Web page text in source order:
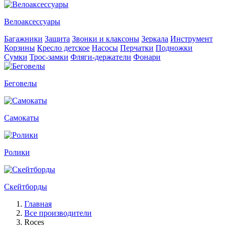
Велоаксессуары
Багажники Защита Звонки и клаксоны Зеркала Инструмент
Корзины Кресло детское Насосы Перчатки Подножки
Сумки Трос-замки Фляги-держатели Фонари
Беговелы
Самокаты
Ролики
Скейтборды
Главная
Все производители
Roces